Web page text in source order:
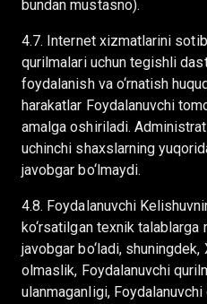
bundan mustasno).
4.7. Internet xizmatlarini
qurilmalari uchun tegishli
foydalanish va o‘rnatish
harakatlar Foydalanuvchi
amalga oshiriladi.
uchinchi shaxslarning
javobgar bo‘lmaydi.
4.8. Foydalanuvchi
ko‘rsatilgan texnik talablarga
javobgar bo‘ladi,
olmaslik, Foydalanuvchi
ulanmaganligi,